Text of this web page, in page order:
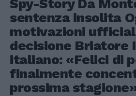
Spy-Story Da
sentenza insolita
motivazioni
decisione Briatore
italiano: «Felici di
finalmente
prossima